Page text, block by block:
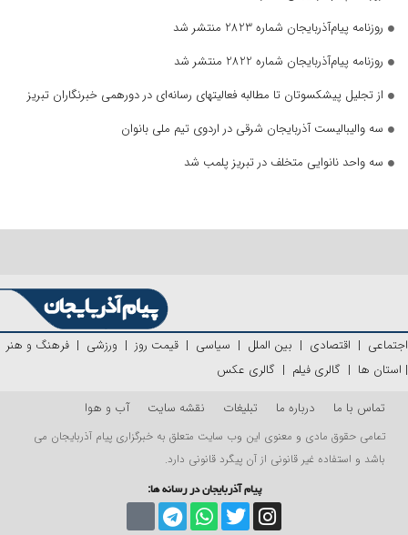
روزنامه پیام‌آذربایجان شماره 2823 منتشر شد
روزنامه پیام‌آذربایجان شماره 2822 منتشر شد
از تجلیل پیشکسوتان تا مطالبه فعالیتهای رسانه‌ای در دورهمی خبرنگاران تبریز
سه والیبالیست آذربایجان‌ شرقی در اردوی تیم ملی بانوان
سه واحد نانوایی متخلف در تبریز پلمب شد
اجتماعی | اقتصادی | بین الملل | سیاسی | قیمت روز | ورزشی | فرهنگ و هنر
| استان ها | گالری فیلم | گالری عکس
تماس با ما
درباره ما تبلیغات نقشه سایت آب و هوا
تمامی حقوق مادی و معنوی این وب سایت متعلق به خبرگزاری پیام آذربایجان می
باشد و استفاده غیر قانونی از آن پیگرد قانونی دارد.
پیام آذربایجان در رسانه ها: